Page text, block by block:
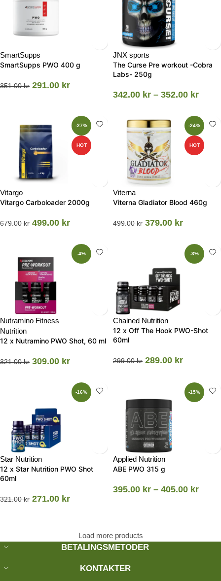
SmartSupps
SmartSupps PWO 400 g
351.00kr 291.00 kr
JNX sports
The Curse Pre workout -Cobra
Labs- 250g
342.00 kr – 352.00 kr
-27%
HOT
Vitargo
Vitargo Carboloader 2000g
679.00kr 499.00 kr
-24%
HOT
Viterna
Viterna Gladiator Blood 460g
499.00kr 379.00 kr
-4%
Nutramino Fitness
Nutrition
12 x Nutramino PWO Shot, 60 ml
321.00kr 309.00 kr
-3%
Chained Nutrition
12 x Off The Hook PWO-Shot
60ml
299.00kr 289.00 kr
-16%
Star Nutrition
12 x Star Nutrition PWO Shot
60ml
321.00kr 271.00 kr
-15%
Applied Nutrition
ABE PWO 315 g
395.00 kr – 405.00 kr
Load more products
BETALINGSMETODER
KONTAKTER